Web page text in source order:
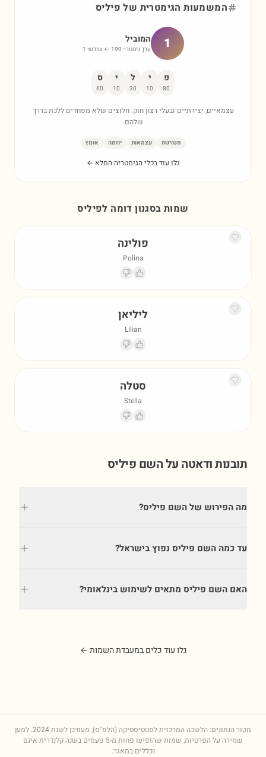
המשמעות הגימטרית של פיליס
1 המוביל
ערך גימטרי: 190 ← שורש: 1
פ
80
י
10
ל
30
י
10
ס
60
עצמאיים, יצירתיים ובעלי רצון חזק. חלוצים שלא מפחדים ללכת בדרך
שלהם.
מנהיגות עצמאות יוזמה אומץ
גלו עוד בכלי הגימטריה המלא ←
שמות בסגנון דומה לפיליס
פולינה
Polina
ליליאן
Lilian
סטלה
Stella
תובנות ודאטה על השם פיליס
מה הפירוש של השם פיליס?
עד כמה השם פיליס נפוץ בישראל?
האם השם פיליס מתאים לשימוש בינלאומי?
גלו עוד כלים במעבדת השמות ←
מקור הנתונים: הלשכה המרכזית לסטטיסטיקה (הלמ"ס), מעודכן לשנת2024. למען
שמירה על הפרטיות, שמות שהופיעו פחות מ-5 פעמים בשנה קלנדרית אינם
נכללים במאגר.